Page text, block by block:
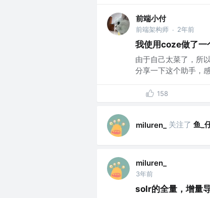
前端小付
前端架构师 · 2年前
我使用coze做了一
由于自己太菜了，所
分享一下这个助手，
158
miluren_ 关注了 鱼_
miluren_
3年前
solr的全量，增量